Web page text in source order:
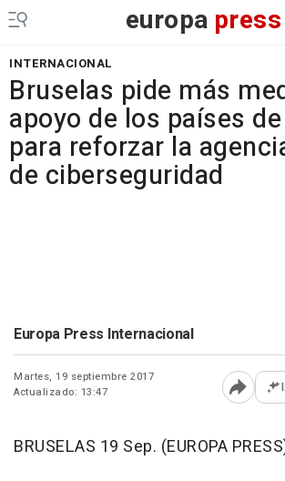
europa press
INTERNACIONAL
Bruselas pide más
apoyo de los países
para reforzar la
de ciberseguridad
Europa Press Internacional
Martes, 19 septiembre 2017
Actualizado: 13:47
Abrir
BRUSELAS 19 Sep. (EUROPA